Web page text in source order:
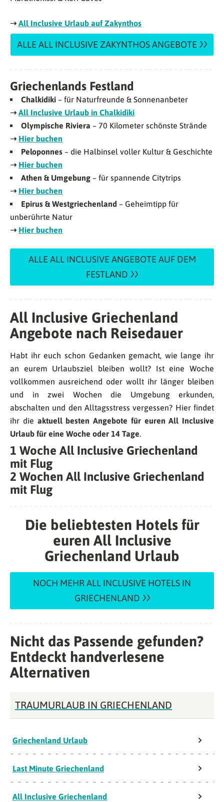
➝ All Inclusive Urlaub auf Zakynthos
ALLE ALL INCLUSIVE ZAKYNTHOS ANGEBOTE
Griechenlands Festland
Chalkidiki – für Naturfreunde & Sonnenanbeter
➝All Inclusive Urlaub in Chalkidiki
Olympische Riviera – 70 Kilometer schönste Strände
➝ Hier buchen
Peloponnes – die Halbinsel voller Kultur & Geschichte
➝ Hier buchen
Athen & Umgebung – für spannende Citytrips
➝ Hier buchen
Epirus & Westgriechenland – Geheimtipp für
unberührte Natur
➝ Hier buchen
ALLE ALL INCLUSIVE ANGEBOTE AUF DEM
FESTLAND
All Inclusive Griechenland
Angebote nach Reisedauer
Habt ihr euch schon Gedanken gemacht, wie lange ihr
an eurem Urlaubsziel bleiben wollt? Ist eine Woche
vollkommen ausreichend oder wollt ihr länger bleiben
und in zwei Wochen die Umgebung erkunden,
abschalten und den Alltagsstress vergessen? Hier findet
ihr die aktuell besten Angebote für euren All Inclusive
Urlaub für eine Woche oder 14 Tage.
1 Woche All Inclusive Griechenland
mit Flug
2 Wochen All Inclusive Griechenland
mit Flug
Die beliebtesten Hotels für
euren All Inclusive
Griechenland Urlaub
NOCH MEHR ALL INCLUSIVE HOTELS IN
GRIECHENLAND
Nicht das Passende gefunden?
Entdeckt handverlesene
Alternativen
TRAUMURLAUB IN GRIECHENLAND
Griechenland Urlaub
Last Minute Griechenland
All Inclusive Griechenland